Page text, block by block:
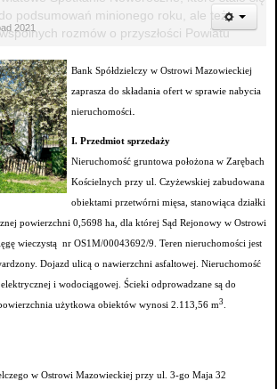
podsumowań minionego roku, ale też
rozmów o przyszłości Powiatu
2021
Bank Spółdzielczy w Ostrowi Mazowieckiej
zaprasza do składania ofert w sprawie nabycia
nieruchomości
I. Przedmiot sprzedaży
Nieruchomość gruntowa położona w Zarębach
Kościelnych przy ul. Czyżewskiej zabudowana
obiektami przetwórni mięsa, stanowiąca działki
powierzchni 0,5698 ha, dla której Sąd Rejonowy w Ostrowi
wieczystą nr OS1M/00043692/9. Teren nieruchomości jest
Dojazd ulicą o nawierzchni asfaltowej. Nieruchomość
i wodociągowej. Ścieki odprowadzane są do
użytkowa obiektów wynosi 2.113,56 m3
w Ostrowi Mazowieckiej przy ul. 3-go Maja 32